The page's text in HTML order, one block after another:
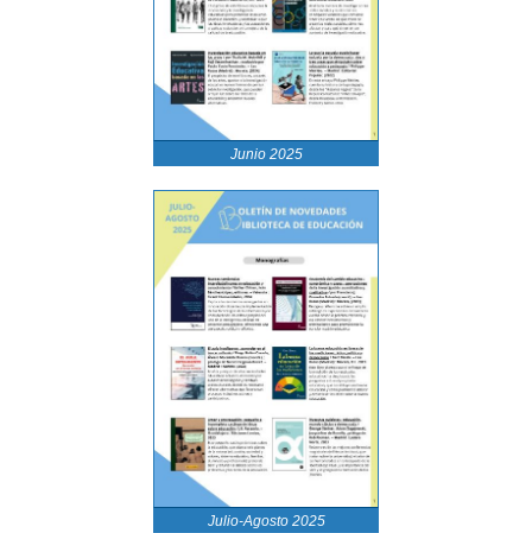
Junio 2025
Julio-Agosto 2025